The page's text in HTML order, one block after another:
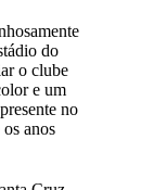
do
o clube
e um
no
anos